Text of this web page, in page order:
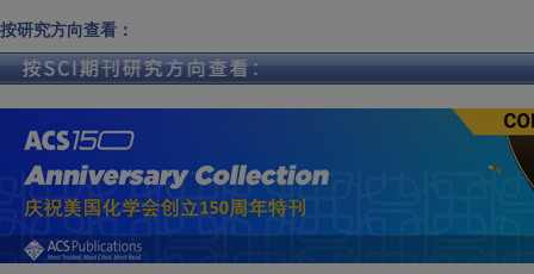
按研究方向查看：